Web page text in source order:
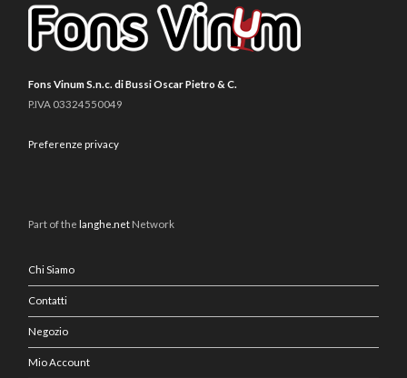
Fons Vinum S.n.c. di Bussi Oscar Pietro & C.
P.IVA 03324550049
Preferenze privacy
Part of the langhe.net Network
Chi Siamo
Contatti
Negozio
Mio Account